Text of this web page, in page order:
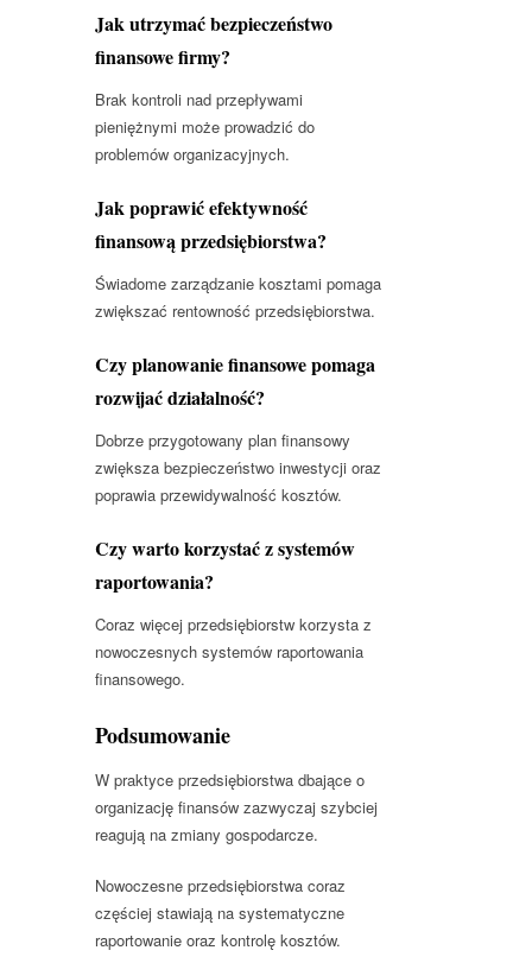
Jak utrzymać bezpieczeństwo
finansowe firmy?
Brak kontroli nad przepływami
pieniężnymi może prowadzić do
problemów organizacyjnych.
Jak poprawić efektywność
finansową przedsiębiorstwa?
Świadome zarządzanie kosztami pomaga
zwiększać rentowność przedsiębiorstwa.
Czy planowanie finansowe pomaga
rozwijać działalność?
Dobrze przygotowany plan finansowy
zwiększa bezpieczeństwo inwestycji oraz
poprawia przewidywalność kosztów.
Czy warto korzystać z systemów
raportowania?
Coraz więcej przedsiębiorstw korzysta z
nowoczesnych systemów raportowania
finansowego.
Podsumowanie
W praktyce przedsiębiorstwa dbające o
organizację finansów zazwyczaj szybciej
reagują na zmiany gospodarcze.
Nowoczesne przedsiębiorstwa coraz
częściej stawiają na systematyczne
raportowanie oraz kontrolę kosztów.